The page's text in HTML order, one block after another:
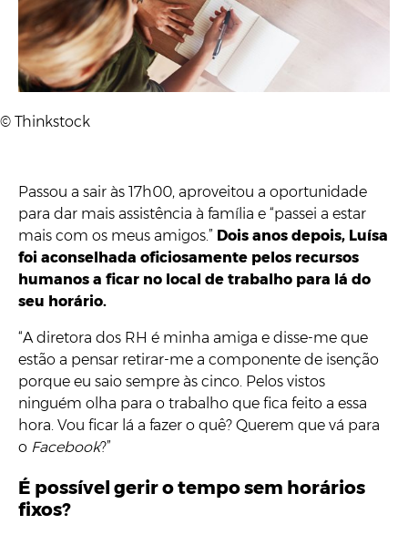
© Thinkstock
Passou a sair às 17h00, aproveitou a oportunidade
para dar mais assistência à família e “passei a estar
mais com os meus amigos.” Dois anos depois, Luísa
foi aconselhada oficiosamente pelos recursos
humanos a ficar no local de trabalho para lá do
seu horário.
“A diretora dos RH é minha amiga e disse-me que
estão a pensar retirar-me a componente de isenção
porque eu saio sempre às cinco. Pelos vistos
ninguém olha para o trabalho que fica feito a essa
hora. Vou ficar lá a fazer o quê? Querem que vá para
o Facebook?”
É possível gerir o tempo sem horários
fixos?